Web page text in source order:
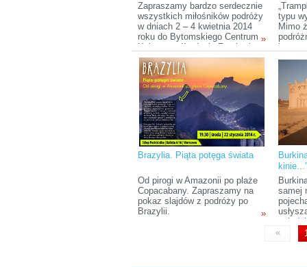
Zapraszamy bardzo serdecznie
wszystkich miłośników podróży
w dniach 2 – 4 kwietnia 2014
roku do Bytomskiego Centrum
Kultury na II edycję Festiwalu
Podróżniczego "Okno na
Świat"!
»
typu
Mimo
jest
nich
pora,
Brazylia. Piąta potęga świata
Od pirogi w Amazonii po plaże
Copacabany. Zapraszamy na
pokaz slajdów z podróży po
Brazylii.
»
kinie...”
samej
rodem
«
1